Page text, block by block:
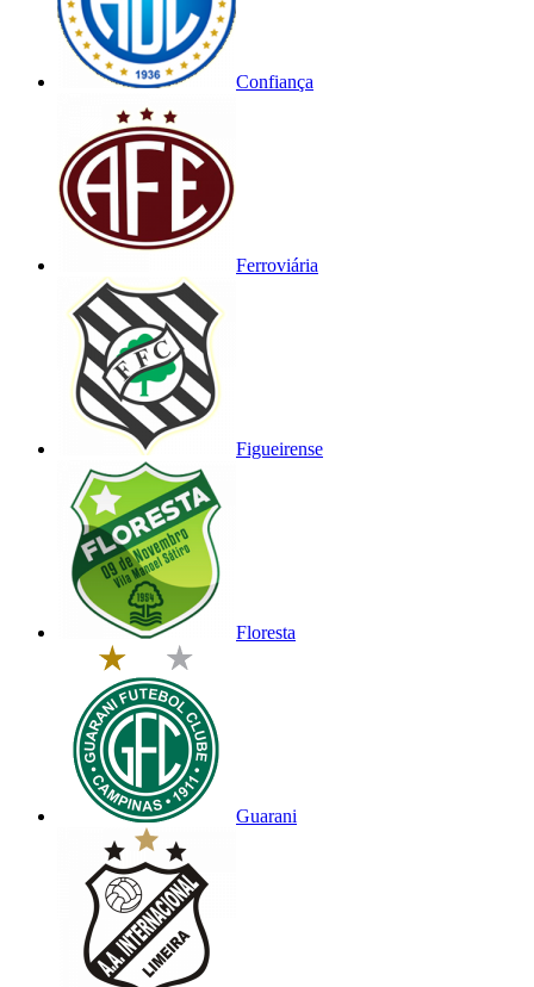
Confiança
Ferroviária
Figueirense
Floresta
Guarani